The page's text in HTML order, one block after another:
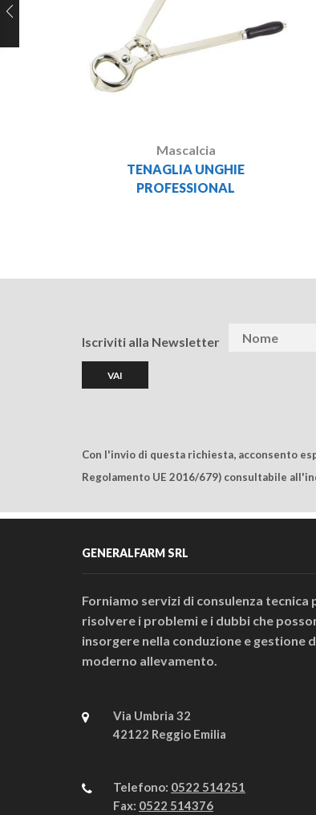
Mascalcia
TENAGLIA UNGHIE
PROFESSIONAL
Iscriviti alla Newsletter
Con l'invio di questa richiesta, acconsento
Regolamento UE 2016/679) consultabile
GENERALFARM SRL
Forniamo servizi di consulenza tecnica
risolvere i problemi e i dubbi che
insorgere nella conduzione e gestione
moderno allevamento.
Via Umbria 32
42122 Reggio Emilia
Telefono: 0522 514251
Fax: 0522 514376